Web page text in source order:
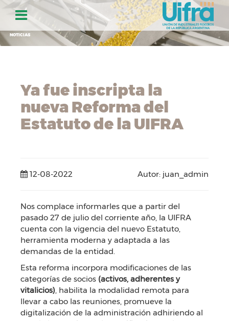
NOTICIAS
Ya fue inscripta la
nueva Reforma del
Estatuto de la UIFRA
12-08-2022 Autor: juan_admin
Nos complace informarles que a partir del
pasado 27 de julio del corriente año, la UIFRA
cuenta con la vigencia del nuevo Estatuto,
herramienta moderna y adaptada a las
demandas de la entidad.
Esta reforma incorpora modificaciones de las
categorías de socios (activos, adherentes y
vitalicios), habilita la modalidad remota para
llevar a cabo las reuniones, promueve la
digitalización de la administración adhiriendo al